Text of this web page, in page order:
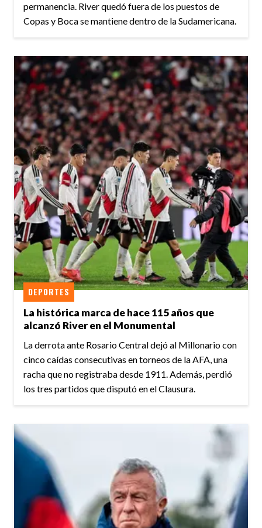
permanencia. River quedó fuera de los puestos de
Copas y Boca se mantiene dentro de la Sudamericana.
La histórica marca de hace 115 años que
alcanzó River en el Monumental
DEPORTES
La derrota ante Rosario Central dejó al Millonario con
cinco caídas consecutivas en torneos de la AFA, una
racha que no registraba desde 1911. Además, perdió
los tres partidos que disputó en el Clausura.